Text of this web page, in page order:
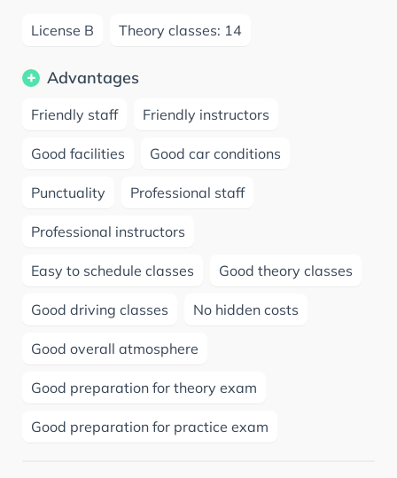
License B Theory classes: 14
Advantages
Friendly staff Friendly instructors
Good facilities Good car conditions
Punctuality Professional staff
Professional instructors
Easy to schedule classes Good theory classes
Good driving classes No hidden costs
Good overall atmosphere
Good preparation for theory exam
Good preparation for practice exam